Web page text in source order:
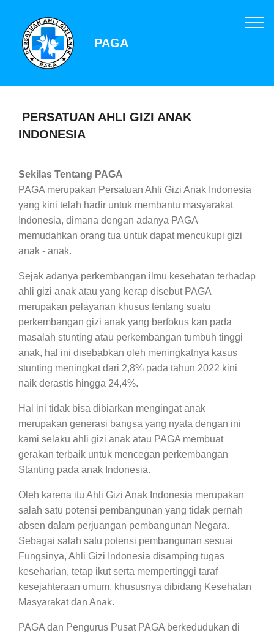
PAGA
PERSATUAN AHLI GIZI ANAK
INDONESIA
Sekilas Tentang PAGA
PAGA merupakan Persatuan Ahli Gizi Anak Indonesia
yang kini telah hadir untuk membantu masyarakat
Indonesia, dimana dengan adanya PAGA
memudahkan orang tua untuk dapat mencukupi gizi
anak - anak.
Sejak adanya perkembangan ilmu kesehatan terhadap
ahli gizi anak atau yang kerap disebut PAGA
merupakan pelayanan khusus tentang suatu
perkembangan gizi anak yang berfokus kan pada
masalah stunting atau perkembangan tumbuh tinggi
anak, hal ini disebabkan oleh meningkatnya kasus
stunting meningkat dari 2,8% pada tahun 2022 kini
naik derastis hingga 24,4%.
Hal ini tidak bisa dibiarkan mengingat anak
merupakan generasi bangsa yang nyata dengan ini
kami selaku ahli gizi anak atau PAGA membuat
gerakan terbaik untuk mencegan perkembangan
Stanting pada anak Indonesia.
Oleh karena itu Ahli Gizi Anak Indonesia merupakan
salah satu potensi pembangunan yang tidak pernah
absen dalam perjuangan pembangunan Negara.
Sebagai salah satu potensi pembangunan sesuai
Fungsinya, Ahli Gizi Indonesia disamping tugas
keseharian, tetap ikut serta mempertinggi taraf
kesejahteraan umum, khususnya dibidang Kesehatan
Masyarakat dan Anak.
PAGA dan Pengurus Pusat PAGA berkedudukan di